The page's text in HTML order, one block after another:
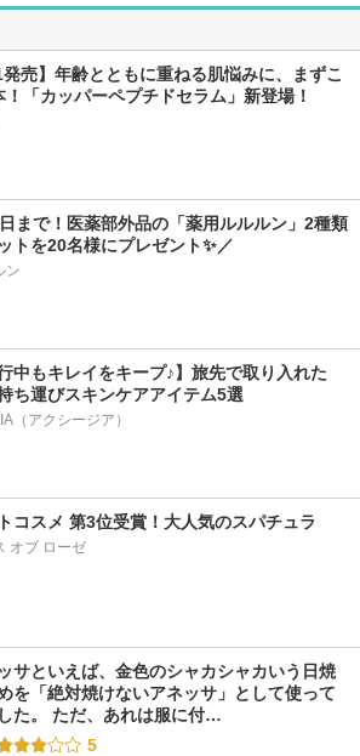
発売】年齢とともに重ねる肌悩みに、まずこ
！「カッパーペプチドセラム」新登場！
まで！医薬部外品の「薬用ルルルン」2種類
トを20名様にプレゼント✨／
ン
行中もキレイをキープ♪】旅先で取り入れた
ち運びスキンケアアイテム5選
（アクシージア）
コスメ 第3位受賞！大人気のスパチュラ
オブ ローゼ
サといえば、金色のシャカシャカいう日焼
を「絶対焼けないアネッサ」として使って
た。 ただ、あれは服に付…
5